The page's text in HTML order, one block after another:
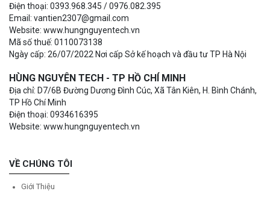
Điện thoại: 0393.968.345 / 0976.082.395
Email: vantien2307@gmail.com
Website: www.hungnguyentech.vn
Mã số thuế: 0110073138
Ngày cấp: 26/07/2022 Nơi cấp Sở kế hoạch và đầu tư TP Hà Nội
HÙNG NGUYÊN TECH - TP HỒ CHÍ MINH
Địa chỉ: D7/6B Đường Dương Đình Cúc, Xã Tân Kiên, H. Bình Chánh,
TP Hồ Chí Minh
Điện thoại: 0934616395
Website: www.hungnguyentech.vn
VỀ CHÚNG TÔI
Giới Thiệu